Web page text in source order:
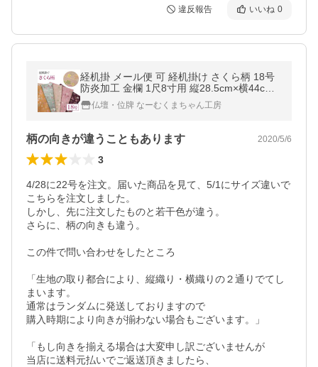
違反報告 いいね 0
経机掛 メール便 可 経机掛け さくら柄 18号
防炎加工 金欄 1尺8寸用 縦28.5cm×横44cm
経机マット 経机敷 経机 敷物 ペット 仏具
仏壇・位牌 なーむくまちゃん工房
柄の向きが違うこともあります 2020/5/6
3
4/28に22号を注文。届いた商品を見て、5/1にサイズ違いで
こちらを注文しました。
しかし、先に注文したものと若干色が違う。
さらに、柄の向きも違う。
この件で問い合わせをしたところ
「生地の取り都合により、縦織り・横織りの２通りでてし
まいます。
通常はランダムに発送しておりますので
購入時期により向きが揃わない場合もございます。」
「もし向きを揃える場合は大変申し訳ございませんが
当店に送料元払いでご返送頂きましたら、